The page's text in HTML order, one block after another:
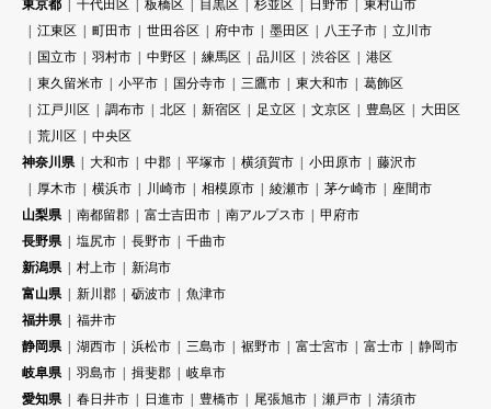
東京都
千代田区 板橋区 目黒区 杉並区 日野市
東村山市
江東区
町田市 世田谷区 府中市 墨田区 八王子市
立川市
国立市
羽村市 中野区 練馬区 品川区 渋谷区
港区
東久留米市
小平市 国分寺市 三鷹市 東大和市
葛飾区
江戸川区
調布市 北区 新宿区 足立区 文京区 豊島区
大田区
荒川区
中央区
神奈川県
大和市 中郡 平塚市 横須賀市 小田原市
藤沢市
厚木市
横浜市 川崎市 相模原市 綾瀬市 茅ケ崎市
座間市
山梨県
南都留郡 富士吉田市 南アルプス市
甲府市
長野県
塩尻市 長野市
千曲市
新潟県
村上市
新潟市
富山県
新川郡 砺波市
魚津市
福井県
福井市
静岡県
湖西市 浜松市 三島市 裾野市 富士宮市 富士市
静岡市
岐阜県
羽島市 揖斐郡
岐阜市
愛知県
春日井市 日進市 豊橋市 尾張旭市 瀬戸市
清須市